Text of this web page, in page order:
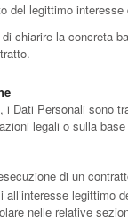
del legittimo
chiarire la concreta
Dati Personali sono
legali o sulla
di un
legittimo
nelle relative